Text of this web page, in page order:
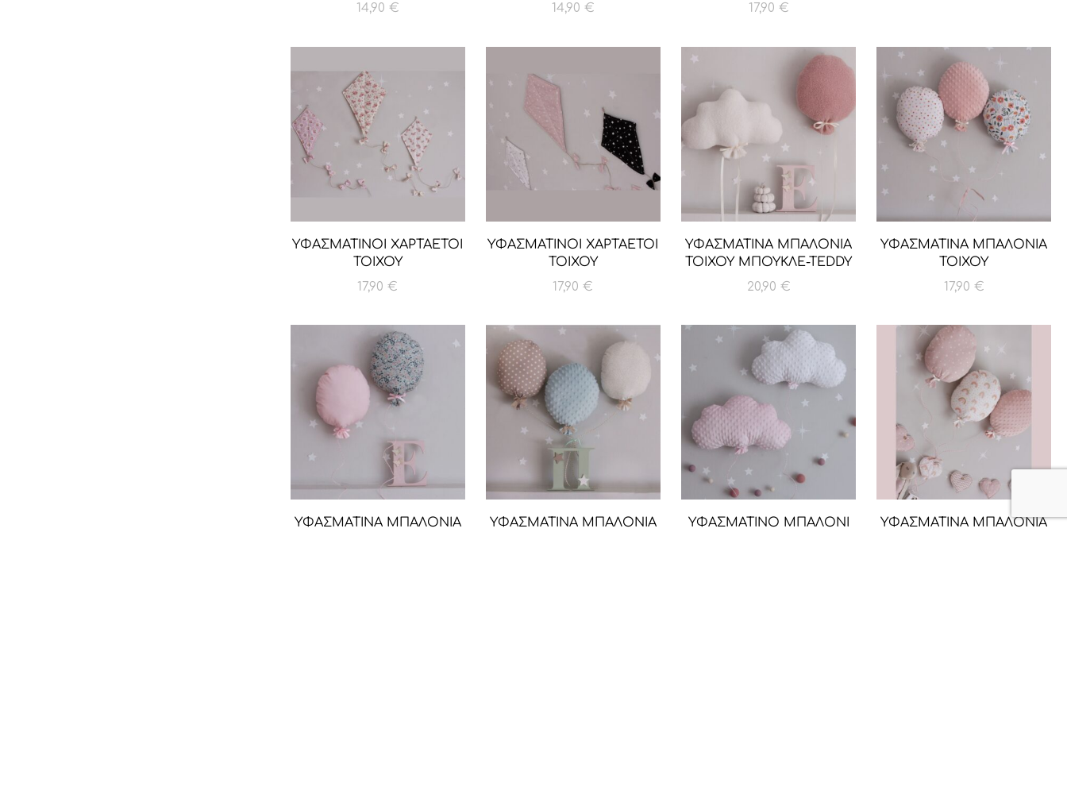
14,90 €
14,90 €
17,90 €
ΥΦΑΣΜΑΤΙΝΟΙ ΧΑΡΤΑΕΤΟΙ
ΤΟΙΧΟΥ
17,90€
ΥΦΑΣΜΑΤΙΝΟΙ ΧΑΡΤΑΕΤΟΙ
ΤΟΙΧΟΥ
17,90€
ΥΦΑΣΜΑΤΙΝΑ ΜΠΑΛΟΝΙΑ
ΤΟΙΧΟΥ ΜΠΟΥΚΛΕ-ΤΕDDY
20,90 €
ΥΦΑΣΜΑΤΙΝΑ ΜΠΑΛΟΝΙΑ
ΤΟΙΧΟΥ
17,90 €
ΥΦΑΣΜΑΤΙΝΑ ΜΠΑΛΟΝΙΑ
ΥΦΑΣΜΑΤΙΝΑ ΜΠΑΛΟΝΙΑ
ΥΦΑΣΜΑΤΙΝΟ ΜΠΑΛΟΝΙ
ΥΦΑΣΜΑΤΙΝΑ ΜΠΑΛΟΝΙΑ